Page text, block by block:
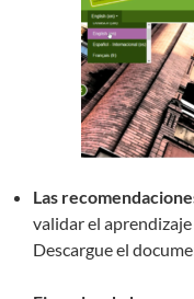
Las
validar el
Descargue el